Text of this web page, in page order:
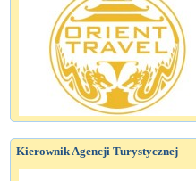
Kierownik Agencji Turystycznej